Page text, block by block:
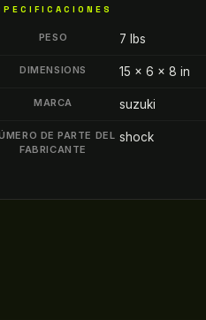
PESO 7 lbs
DIMENSIONS 15 × 6 × 8 in
MARCA suzuki
DE PARTE DEL
FABRICANTE
shock